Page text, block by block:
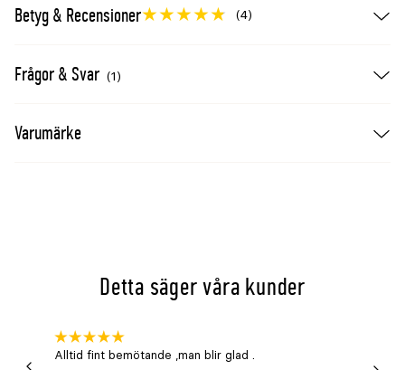
annat hus, förråd, lager, skjul och andra byggnader.
väggar och socklar. Produkten mäter 5x50cm.
Använd alltid arbetshandskar. Vid arbete ovanför
Betyg & Recensioner (4)
Frågor & Svar (1)
Varumärke
Detta säger våra kunder
Alltid fint bemötande ,man blir glad .